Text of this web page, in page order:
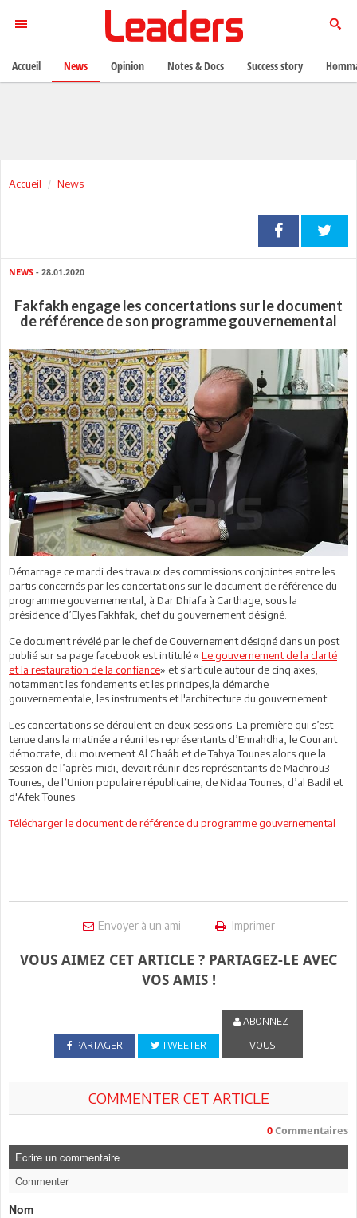
Accueil News
NEWS - 28.01.2020
Fakfakh engage les concertations sur le document
de référence de son programme gouvernemental
Démarrage ce mardi des travaux des commissions conjointes entre les
partis concernés par les concertations sur le document de référence du
programme gouvernemental, à Dar Dhiafa à Carthage, sous la
présidence d’Elyes Fakhfak, chef du gouvernement désigné.
Ce document révélé par le chef de Gouvernement désigné dans un post
publié sur sa page facebook est intitulé « Le gouvernement de la clarté
et la restauration de la confiance» et s'articule autour de cinq axes,
notamment les fondements et les principes,la démarche
gouvernementale, les instruments et l'architecture du gouvernement.
Les concertations se déroulent en deux sessions. La première qui s’est
tenue dans la matinée a réuni les représentants d’Ennahdha, le Courant
démocrate, du mouvement Al Chaâb et de Tahya Tounes alors que la
session de l’après-midi, devait réunir des représentants de Machrou3
Tounes, de l’Union populaire républicaine, de Nidaa Tounes, d’al Badil et
d'Afek Tounes.
Télécharger le document de référence du programme gouvernemental
Envoyer à un ami Imprimer
VOUS AIMEZ CET ARTICLE ? PARTAGEZ-LE AVEC
VOS AMIS !
PARTAGER TWEETER
ABONNEZ-
VOUS
COMMENTER CET ARTICLE
0 Commentaires
Ecrire un commentaire
Commenter
Nom
Accueil News Opinion Notes & Docs Success story